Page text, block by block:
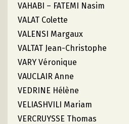
VAHABI – FATEMI Nasim
VALAT Colette
VALENSI Margaux
VALTAT Jean-Christophe
VARY Véronique
VAUCLAIR Anne
VEDRINE Hélène
VELIASHVILI Mariam
VERCRUYSSE Thomas